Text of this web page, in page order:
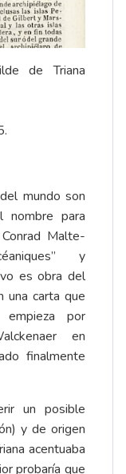
de Triana
mundo son
nombre para
Malte-
y
es obra del
una carta que
por
en
finalmente
un posible
y de origen
acentuaba
probaría que